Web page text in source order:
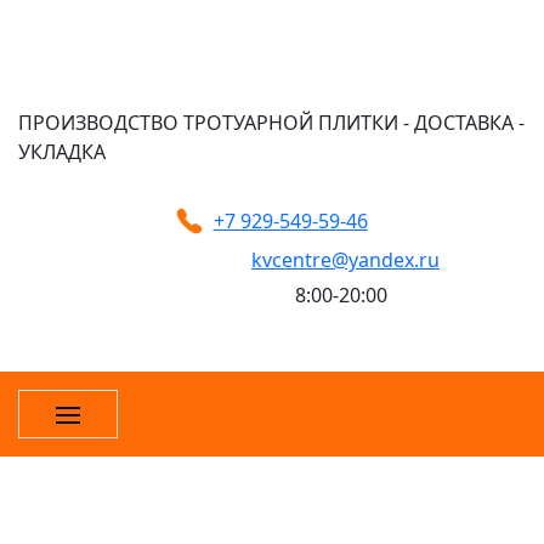
ПРОИЗВОДСТВО ТРОТУАРНОЙ ПЛИТКИ - ДОСТАВКА -
УКЛАДКА
+7 929-549-59-46
kvcentre@yandex.ru
8:00-20:00